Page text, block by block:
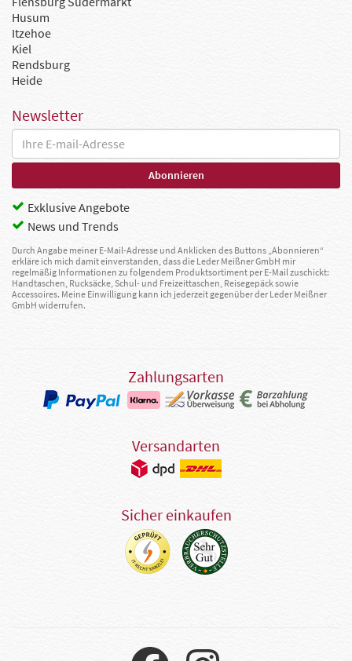
Husum
Itzehoe
Kiel
Rendsburg
Heide
Newsletter
Exklusive Angebote
News und Trends
Durch Angabe meiner E-Mail-Adresse und Anklicken des Buttons „Abonnieren“
erkläre ich mich damit einverstanden, dass die Leder Meißner GmbH mir
regelmäßig Informationen zu folgendem Produktsortiment per E-Mail zuschickt:
Handtaschen, Rucksäcke, Schul- und Freizeittaschen, Reisegepäck sowie
Accessoires. Meine Einwilligung kann ich jederzeit gegenüber der Leder Meißner
GmbH widerrufen.
Zahlungsarten
Versandarten
Sicher einkaufen